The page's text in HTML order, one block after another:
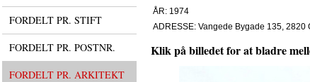
FORDELT PR. STIFT
FORDELT PR. POSTNR.
FORDELT PR. ARKITEKT
ÅR: 1974
ADRESSE: Vangede Bygade 135, 2820
Klik på billedet for at bladre